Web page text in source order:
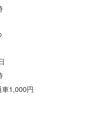
1,000円
聖